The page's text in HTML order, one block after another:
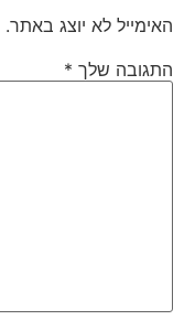
האימייל לא יוצג באתר.
התגובה שלך *